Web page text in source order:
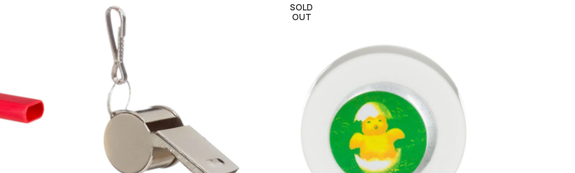
SOLD
OUT